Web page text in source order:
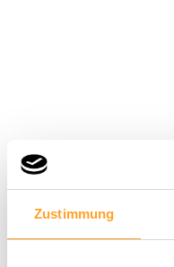
Zustimmung